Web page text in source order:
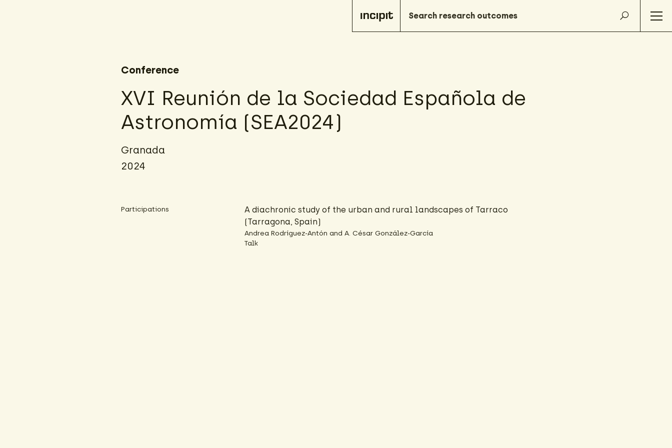
Conference
XVI Reunión de la Sociedad Española de
Astronomía (SEA2024)
Granada
2024
Participations
A diachronic study of the urban and rural landscapes of Tarraco
(Tarragona, Spain)
Andrea Rodríguez-Antón and A. César González-García
Talk